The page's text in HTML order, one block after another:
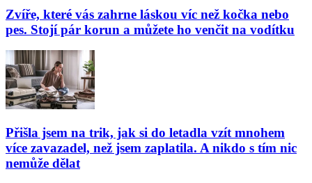
Zvíře, které vás zahrne láskou víc než kočka nebo
pes. Stojí pár korun a můžete ho venčit na vodítku
Přišla jsem na trik, jak si do letadla vzít mnohem
více zavazadel, než jsem zaplatila. A nikdo s tím nic
nemůže dělat